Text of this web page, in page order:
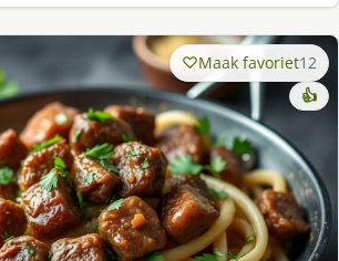
Maak favoriet12
👍